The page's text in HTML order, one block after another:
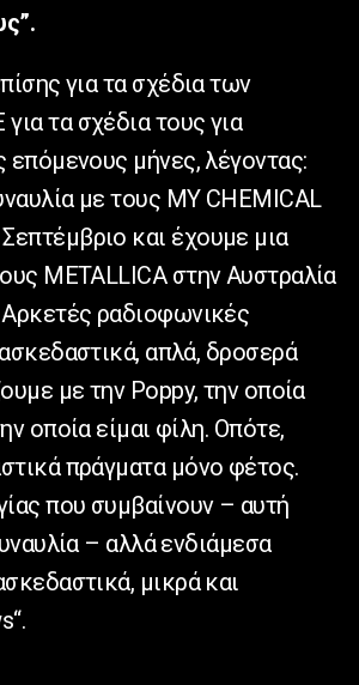
για τα σχέδια των
για τα σχέδια τους για
επόμενους μήνες, λέγοντας:
με τους MY CHEMICAL
και έχουμε μια
METALLICAστην Αυστραλία
ραδιοφωνικές
απλά, δροσερά
με την Poppy, την οποία
οποία είμαι φίλη. Οπότε,
πράγματα μόνο φέτος.
που συμβαίνουν – αυτή
– αλλά ενδιάμεσα
μικρά και
“.